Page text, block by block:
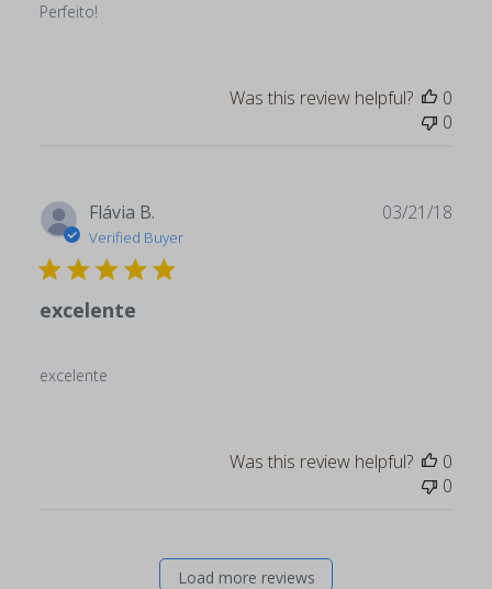
Perfeito!
Was this review helpful?
0
0
Flávia B.
Verified Buyer
excelente
excelente
03/21/18
Was this review helpful?
0
0
Load more reviews